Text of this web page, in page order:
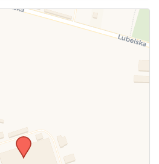
aby przesłać informację o
mityngu.